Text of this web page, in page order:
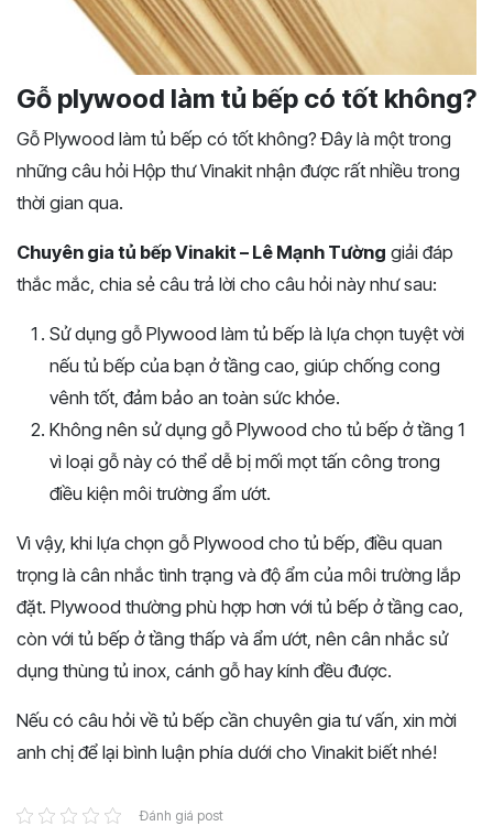
Gỗ plywood làm tủ bếp có tốt không?
Gỗ Plywood làm tủ bếp có tốt không? Đây là một trong
những câu hỏi Hộp thư Vinakit nhận được rất nhiều trong
thời gian qua.
Chuyên gia tủ bếp Vinakit – Lê Mạnh Tường giải đáp
thắc mắc, chia sẻ câu trả lời cho câu hỏi này như sau:
Sử dụng gỗ Plywood làm tủ bếp là lựa chọn tuyệt vời
nếu tủ bếp của bạn ở tầng cao, giúp chống cong
vênh tốt, đảm bảo an toàn sức khỏe.
Không nên sử dụng gỗ Plywood cho tủ bếp ở tầng 1
vì loại gỗ này có thể dễ bị mối mọt tấn công trong
điều kiện môi trường ẩm ướt.
Vì vậy, khi lựa chọn gỗ Plywood cho tủ bếp, điều quan
trọng là cân nhắc tình trạng và độ ẩm của môi trường lắp
đặt. Plywood thường phù hợp hơn với tủ bếp ở tầng cao,
còn với tủ bếp ở tầng thấp và ẩm ướt, nên cân nhắc sử
dụng thùng tủ inox, cánh gỗ hay kính đều được.
Nếu có câu hỏi về tủ bếp cần chuyên gia tư vấn, xin mời
anh chị để lại bình luận phía dưới cho Vinakit biết nhé!
Đánh giá post